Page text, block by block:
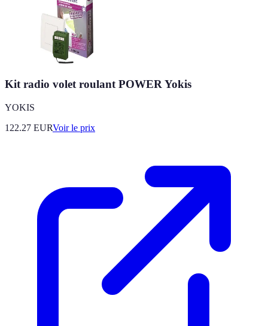
Kit radio volet roulant POWER Yokis
YOKIS
122.27 EURVoir le prix